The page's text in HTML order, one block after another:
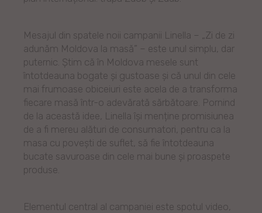
Mesajul din spatele noii campanii Linella – „Zi de zi
adunăm Moldova la masă” – este unul simplu, dar
puternic. Știm că în Moldova mesele sunt
întotdeauna bogate și gustoase și că unul din cele
mai frumoase obiceiuri este acela de a transforma
fiecare masă într-o adevărată sărbătoare. Pornind
de la această idee, Linella își menține promisiunea
de a fi mereu alături de consumatori, pentru ca la
masa cu povești de suflet, să fie întotdeauna
bucate savuroase din cele mai bune și proaspete
produse.
Elementul central al campaniei este spotul video,